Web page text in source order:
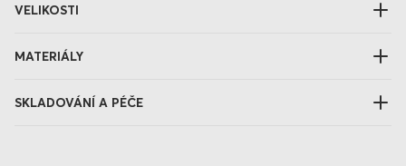
VELIKOSTI
MATERIÁLY
SKLADOVÁNÍ A PÉČE